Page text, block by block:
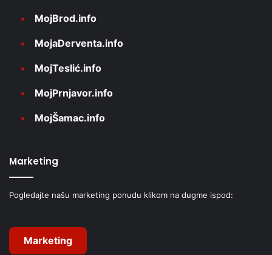
MojBrod.info
MojaDerventa.info
MojTeslić.info
MojPrnjavor.info
MojŠamac.info
Marketing
Pogledajte našu marketing ponudu klikom na dugme ispod:
Marketing